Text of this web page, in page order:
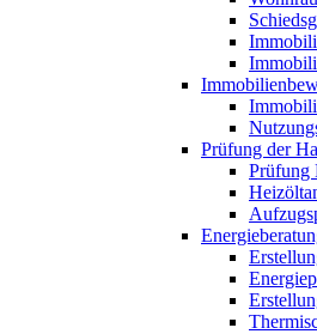
Prüfung der
Prüfung